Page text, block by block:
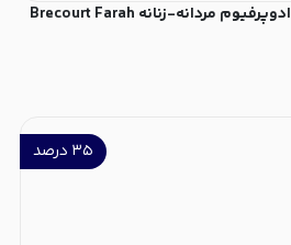
عطر ادکلن برکورت فرح-فراه ادوپرفیوم مردانه-زنانه Brecourt Farah
۳۵ درصد